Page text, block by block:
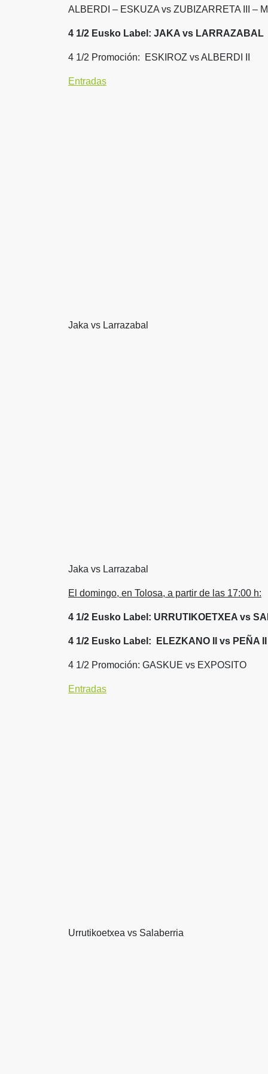
ALBERDI – ESKUZA vs ZUBIZARRETA III –
4 1/2 Eusko Label: JAKA vs LARRAZABAL
4 1/2 Promoción: ESKIROZ vs ALBERDI II
Entradas
Jaka vs Larrazabal
Jaka vs Larrazabal
El domingo, en Tolosa, a partir de las 17:00 h:
4 1/2 Eusko Label: URRUTIKOETXEA vs
4 1/2 Eusko Label: ELEZKANO II vs PEÑA II
4 1/2 Promoción: GASKUE vs EXPOSITO
Entradas
Urrutikoetxea vs Salaberria